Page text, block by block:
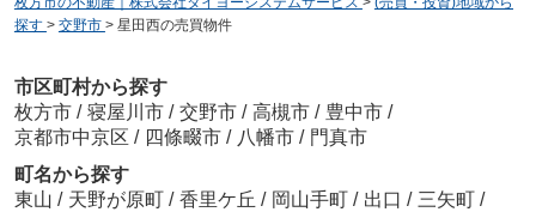
探す > 交野市 > 星田西の売買物件
市区町村から探す
枚方市 / 寝屋川市 / 交野市 / 高槻市 / 豊中市 /
京都市中京区 / 四條畷市 / 八幡市 / 門真市
町名から探す
東山 / 天野が原町 / 香里ケ丘 / 岡山手町 / 出口 / 三矢町 /